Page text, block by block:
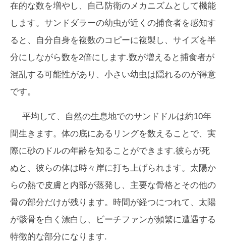
在的な数を増やし、自己防衛のメカニズムとして機能
します。サンドダラーの幼虫が近くの捕食者を感知す
ると、自分自身を複数のコピーに複製し、サイズを半
分にしながら数を2倍にします.数が増えると捕食者が
混乱する可能性があり、小さい幼虫は隠れるのが得意
です。
平均して、自然の生息地でのサンドドルは約10年
間生きます。体の底にあるリングを数えることで、実
際に砂のドルの年齢を知ることができます.彼らが死
ぬと、彼らの体は時々岸に打ち上げられます。太陽か
らの熱で皮膚と内部が蒸発し、主要な骨格とその他の
骨の部分だけが残ります。時間が経つにつれて、太陽​​
が骸骨を白く漂白し、ビーチファンが頻繁に遭遇する
特徴的な部分になります.